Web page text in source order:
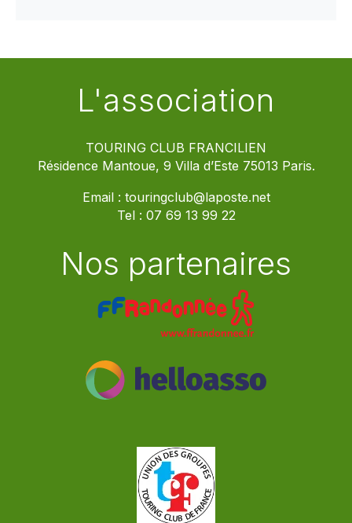
L'association
TOURING CLUB FRANCILIEN
Résidence Mantoue, 9 Villa d’Este 75013 Paris.
Email : touringclub@laposte.net
Tel : 07 69 13 99 22
Nos partenaires